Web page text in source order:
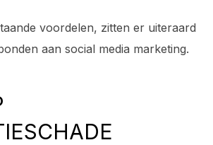
voordelen, zitten er uiteraard
aan social media marketing.